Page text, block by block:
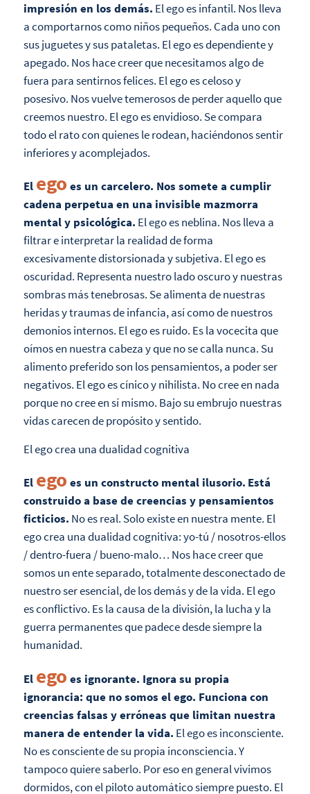
impresión en los demás. El ego es infantil. Nos lleva
a comportarnos como niños pequeños. Cada uno con
sus juguetes y sus pataletas. El ego es dependiente y
apegado. Nos hace creer que necesitamos algo de
fuera para sentirnos felices. El ego es celoso y
posesivo. Nos vuelve temerosos de perder aquello que
creemos nuestro. El ego es envidioso. Se compara
todo el rato con quienes le rodean, haciéndonos sentir
inferiores y acomplejados.
El ego es un carcelero. Nos somete a cumplir
cadena perpetua en una invisible mazmorra
mental y psicológica. El ego es neblina. Nos lleva a
filtrar e interpretar la realidad de forma
excesivamente distorsionada y subjetiva. El ego es
oscuridad. Representa nuestro lado oscuro y nuestras
sombras más tenebrosas. Se alimenta de nuestras
heridas y traumas de infancia, así como de nuestros
demonios internos. El ego es ruido. Es la vocecita que
oímos en nuestra cabeza y que no se calla nunca. Su
alimento preferido son los pensamientos, a poder ser
negativos. El ego es cínico y nihilista. No cree en nada
porque no cree en sí mismo. Bajo su embrujo nuestras
vidas carecen de propósito y sentido.
El ego crea una dualidad cognitiva
El ego es un constructo mental ilusorio. Está
construido a base de creencias y pensamientos
ficticios. No es real. Solo existe en nuestra mente. El
ego crea una dualidad cognitiva: yo-tú / nosotros-ellos
/ dentro-fuera / bueno-malo… Nos hace creer que
somos un ente separado, totalmente desconectado de
nuestro ser esencial, de los demás y de la vida. El ego
es conflictivo. Es la causa de la división, la lucha y la
guerra permanentes que padece desde siempre la
humanidad.
El ego es ignorante. Ignora su propia
ignorancia: que no somos el ego. Funciona con
creencias falsas y erróneas que limitan nuestra
manera de entender la vida. El ego es inconsciente.
No es consciente de su propia inconsciencia. Y
tampoco quiere saberlo. Por eso en general vivimos
dormidos, con el piloto automático siempre puesto. El